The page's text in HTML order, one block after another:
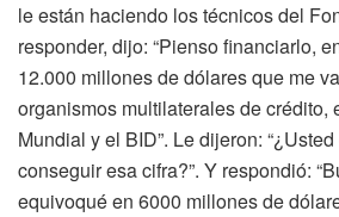
le están haciendo los técnicos del
responder, dijo: “Pienso financiarlo,
12.000 millones de dólares que me
organismos multilaterales de crédito,
Mundial y el BID”. Le dijeron:
conseguir esa cifra?”. Y respondió:
equivoqué en 6000 millones de